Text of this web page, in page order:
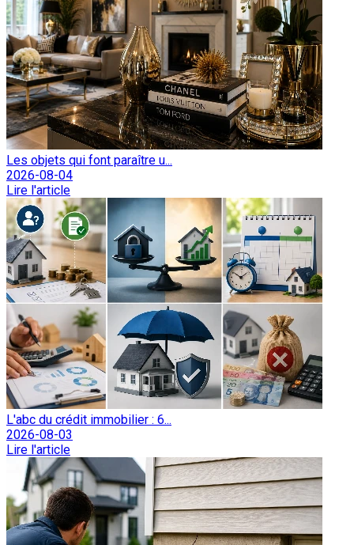
Les objets qui font paraître u...
2026-08-04
Lire l'article
L'abc du crédit immobilier : 6...
2026-08-03
Lire l'article